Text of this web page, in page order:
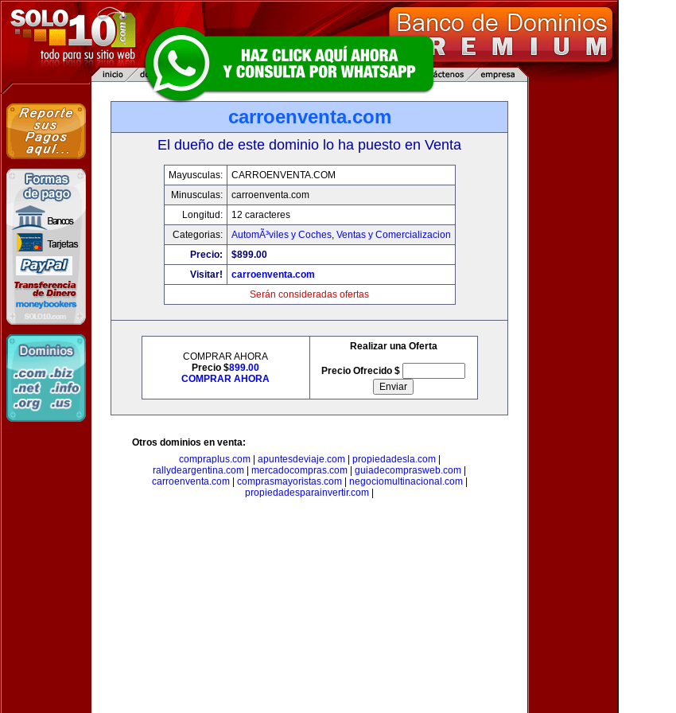
carroenventa.com
El dueño de este dominio lo ha puesto en Venta
Mayusculas:
CARROENVENTA.COM
Minusculas:
carroenventa.com
Longitud:
12 caracteres
Categorias:
AutomÃ³viles y Coches, Ventas y Comercializacion
Precio:
$899.00
Visitar!
carroenventa.com
Serán consideradas ofertas
COMPRAR AHORA
Precio $899.00
COMPRAR AHORA
Realizar una Oferta
Precio Ofrecido $
Otros dominios en venta:
compraplus.com| apuntesdeviaje.com| propiedadesla.com|
rallydeargentina.com
mercadocompras.com guiadecomprasweb.com
carroenventa.com| comprasmayoristas.com| negociomultinacional.com|
propiedadesparainvertir.com